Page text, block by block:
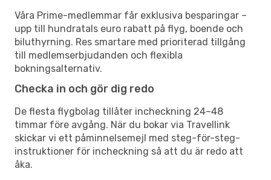
Våra Prime-medlemmar får exklusiva besparingar –
upp till hundratals euro rabatt på flyg, boende och
biluthyrning. Res smartare med prioriterad tillgång
till medlemserbjudanden och flexibla
bokningsalternativ.
Checka in och gör dig redo
De flesta flygbolag tillåter incheckning 24–48
timmar före avgång. När du bokar via Travellink
skickar vi ett påminnelsemejl med steg-för-steg-
instruktioner för incheckning så att du är redo att
åka.